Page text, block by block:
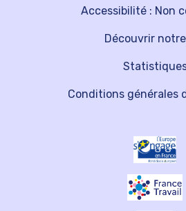
Découvrir
Accessibilité : Non
Conditions générales